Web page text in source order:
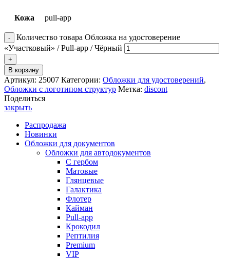
Кожа pull-app
Количество товара Обложка на удостоверение
«Участковый» / Pull-app / Чёрный
В корзину
Артикул: 25007 Категории: Обложки для удостоверений,
Обложки с логотипом структур Метка: discont
Поделиться
закрыть
Распродажа
Новинки
Обложки для документов
Обложки для автодокументов
С гербом
Матовые
Глянцевые
Галактика
Флотер
Кайман
Pull-app
Крокодил
Рептилия
Premium
VIP